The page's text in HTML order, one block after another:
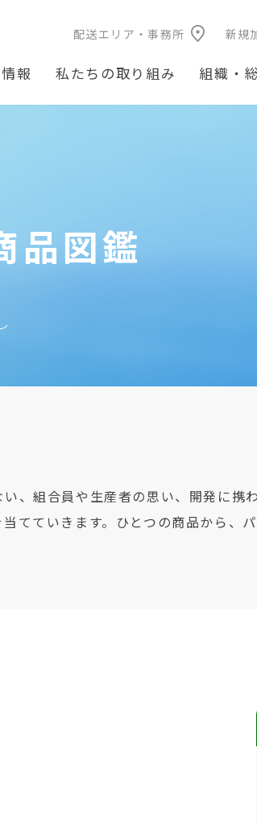
配送エリア・事務所 新規
報 私たちの取り組み 組織・
品図鑑
、組合員や生産者の思い、開発に携
てていきます。ひとつの商品から、